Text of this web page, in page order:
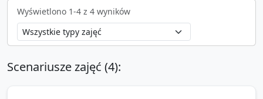
Wyświetlono 1-4 z 4 wyników
Scenariusze zajęć (4):